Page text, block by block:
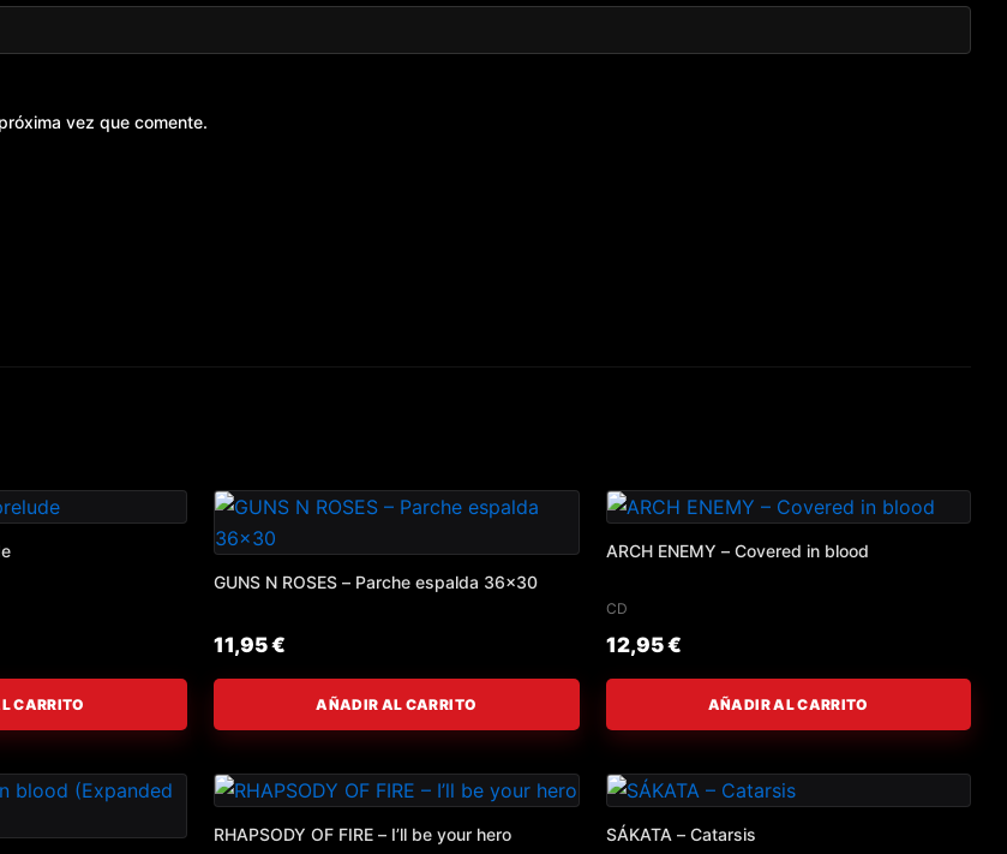
vez que comente.
CARRITO
GUNS N ROSES – Parche espalda 36×30
11,95€
AÑADIR AL CARRITO
ARCH ENEMY – Covered in blood
CD
12,95€
AÑADIR AL CARRITO
RHAPSODY OF FIRE – I’ll be your hero SÁKATA – Catarsis